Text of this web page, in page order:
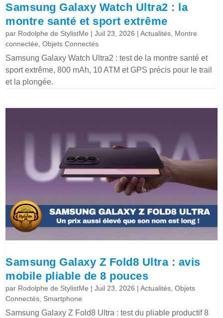
Samsung Galaxy Watch Ultra2 : la
montre santé et sport extrême
par Rodolphe de StylistMe |Juil 23, 2026 |Actualités Montre
connectée ,Objets Connectés
Samsung Galaxy Watch Ultra2 : test de la montre santé et
sport extrême, 800 mAh, 10 ATM et GPS précis pour le trail
et la plongée.
Samsung Galaxy Z Fold8 Ultra : avis
mobile pliable de 8 pouces
par Rodolphe de StylistMe |Juil 23, 2026 |Actualités ,Objets
Connectés Smartphone
Samsung Galaxy Z Fold8 Ultra : test du pliable productif 8